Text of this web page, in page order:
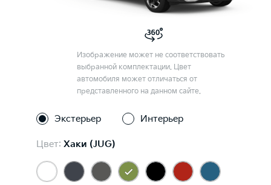
Изображение может не соответствовать
выбранной комплектации. Цвет
автомобиля может отличаться от
представленного на данном сайте.
Экстерьер Интерьер
Цвет: Хаки (JUG)